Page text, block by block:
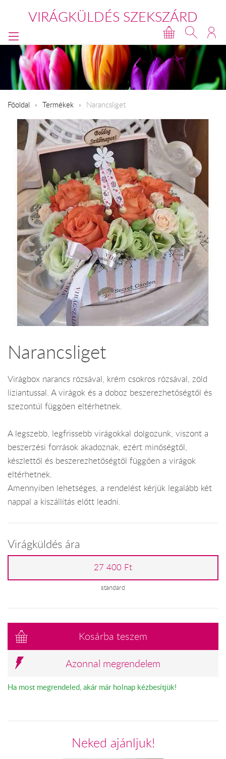
VIRÁGKÜLDÉS SZEKSZÁRD
Főoldal Termékek Narancsliget
Narancsliget
Virágbox narancs rózsával, krém csokros rózsával, zöld
liziantussal. A virágok és a doboz beszerezhetőségtől és
szezontúl függöen eltérhetnek.
A legszebb, legfrissebb virágokkal dolgozunk, viszont a
beszerzési források akadoznak, ezért minőségtől,
készlettől és beszerezhetőségtől függően a virágok
eltérhetnek.
Amennyiben lehetséges, a rendelést kérjük legalább két
nappal a kiszállítás előtt leadni.
Virágküldés ára
27 400 Ft
standard
Kosárba teszem
Azonnal megrendelem
Ha most megrendeled, akár már holnap kézbesítjük!
Neked ajánljuk!